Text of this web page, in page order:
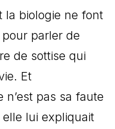
la biologie ne font
parler de
de sottise qui
Et
pas sa faute
lui expliquait